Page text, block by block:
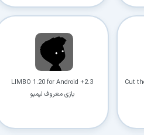
Cut
LIMBO 1.20 for Android +2.3
بازی معروف لیمبو